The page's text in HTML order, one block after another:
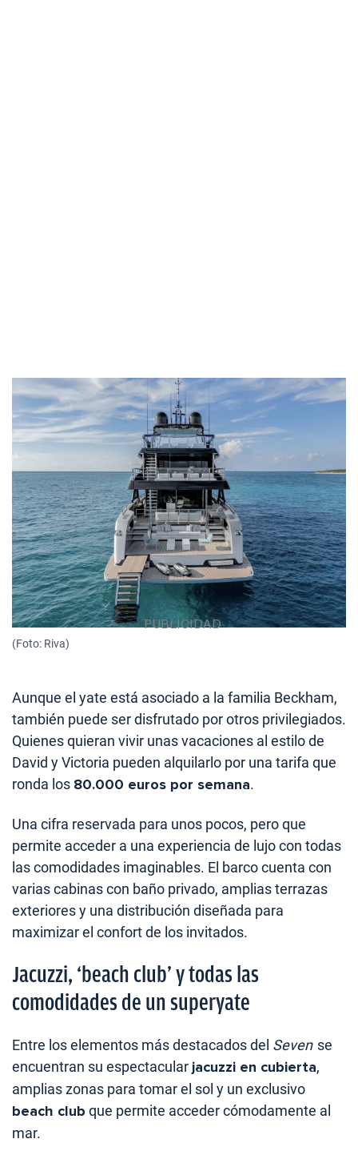
(Foto: Riva)
Aunque el yate está asociado a la familia Beckham,
también puede ser disfrutado por otros privilegiados.
Quienes quieran vivir unas vacaciones al estilo de
David y Victoria pueden alquilarlo por una tarifa que
ronda los 80.000 euros por semana.
Una cifra reservada para unos pocos, pero que
permite acceder a una experiencia de lujo con todas
las comodidades imaginables. El barco cuenta con
varias cabinas con baño privado, amplias terrazas
exteriores y una distribución diseñada para
maximizar el confort de los invitados.
Jacuzzi, ‘beach club’ y todas las
comodidades de un superyate
Entre los elementos más destacados del Seven se
encuentran su espectacular jacuzzi en cubierta,
amplias zonas para tomar el sol y un exclusivo
beach club que permite acceder cómodamente al
mar.